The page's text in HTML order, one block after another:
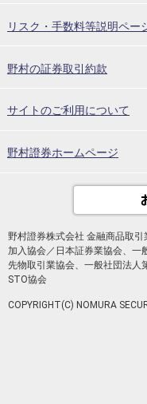
リスク・手数料等説明ペー
野村の証券取引約款
サイトのご利用について
野村證券ホームページ
野村證券株式会社 金融商品取
加入協会／日本証券業協会、一
先物取引業協会、一般社団法人
STO協会
COPYRIGHT(C) NOMURA